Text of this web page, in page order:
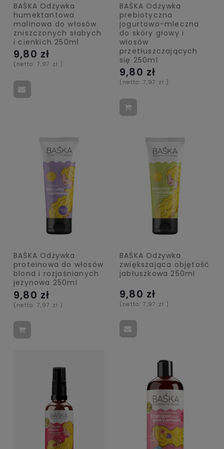
BAŚKA Odżywka
humektantowa
malinowa do włosów
zniszczonych słabych
i cienkich 250ml
9,80 zł
(netto: 7,97 zł )
BAŚKA Odżywka
prebiotyczna
jogurtowo-mleczna
do skóry głowy i
włosów
przetłuszczających
się 250ml
9,80 zł
(netto: 7,97 zł )
BAŚKA Odżywka
proteinowa do włosów
blond i rozjaśnianych
jeżynowa 250ml
9,80 zł
(netto: 7,97 zł )
BAŚKA Odżywka
zwiększająca objętość
jabłuszkowa 250ml
9,80 zł
(netto: 7,97 zł )